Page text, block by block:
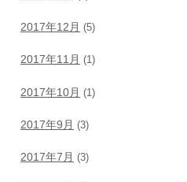
2017年12月 (5)
2017年11月 (1)
2017年10月 (1)
2017年9月 (3)
2017年7月 (3)